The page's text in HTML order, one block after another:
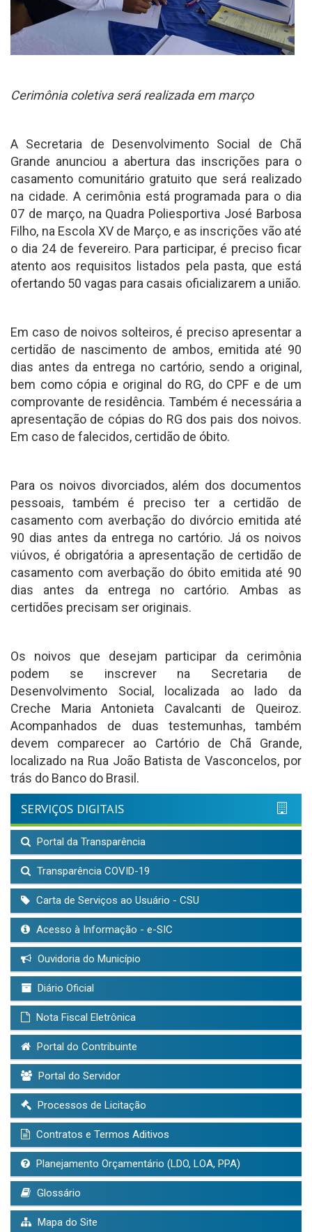
Cerimônia coletiva será realizada em março
A Secretaria de Desenvolvimento Social de Chã
Grande anunciou a abertura das inscrições para o
casamento comunitário gratuito que será realizado
na cidade. A cerimônia está programada para o dia
07 de março, na Quadra Poliesportiva José Barbosa
Filho, na Escola XV de Março, e as inscrições vão até
o dia 24 de fevereiro. Para participar, é preciso ficar
atento aos requisitos listados pela pasta, que está
ofertando 50 vagas para casais oficializarem a união.
Em caso de noivos solteiros, é preciso apresentar a
certidão de nascimento de ambos, emitida até 90
dias antes da entrega no cartório, sendo a original,
bem como cópia e original do RG, do CPF e de um
comprovante de residência. Também é necessária a
apresentação de cópias do RG dos pais dos noivos.
Em caso de falecidos, certidão de óbito.
Para os noivos divorciados, além dos documentos
pessoais, também é preciso ter a certidão de
casamento com averbação do divórcio emitida até
90 dias antes da entrega no cartório. Já os noivos
viúvos, é obrigatória a apresentação de certidão de
casamento com averbação do óbito emitida até 90
dias antes da entrega no cartório. Ambas as
certidões precisam ser originais.
Os noivos que desejam participar da cerimônia
podem se inscrever na Secretaria de
Desenvolvimento Social, localizada ao lado da
Creche Maria Antonieta Cavalcanti de Queiroz.
Acompanhados de duas testemunhas, também
devem comparecer ao Cartório de Chã Grande,
localizado na Rua João Batista de Vasconcelos, por
trás do Banco do Brasil.
SERVIÇOS DIGITAIS
Portal da Transparência
Transparência COVID-19
Carta de Serviços ao Usuário - CSU
Acesso à Informação - e-SIC
Ouvidoria do Município
Diário Oficial
Nota Fiscal Eletrônica
Portal do Contribuinte
Portal do Servidor
Processos de Licitação
Contratos e Termos Aditivos
Planejamento Orçamentário (LDO, LOA, PPA)
Glossário
Mapa do Site